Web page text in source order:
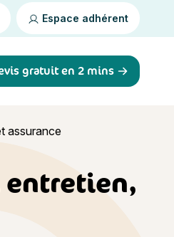
Espace adhérent
gratuit en 2 mins
assurance
entretien,